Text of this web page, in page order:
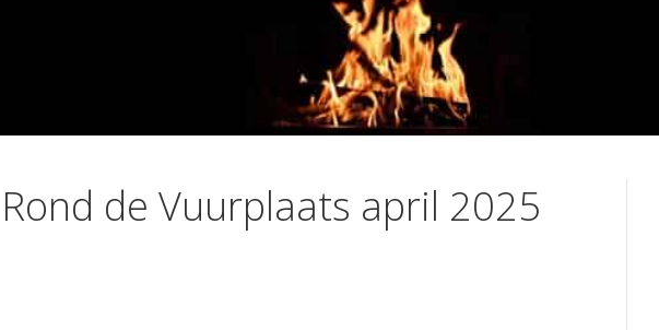
de Vuurplaats april 2025